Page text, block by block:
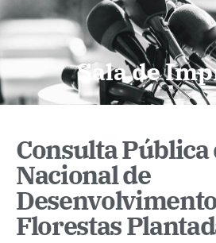
Sala de
Consulta Pública
Nacional de
Florestas